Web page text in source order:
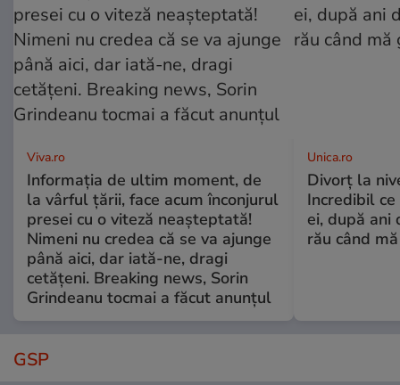
Viva.ro
Informația de ultim moment, de
la vârful țării, face acum înconjurul
presei cu o viteză neașteptată!
Nimeni nu credea că se va ajunge
până aici, dar iată-ne, dragi
cetățeni. Breaking news, Sorin
Grindeanu tocmai a făcut anunțul
Unica.ro
Divorț la
Incredibil
ei, după ani
rău când
GSP